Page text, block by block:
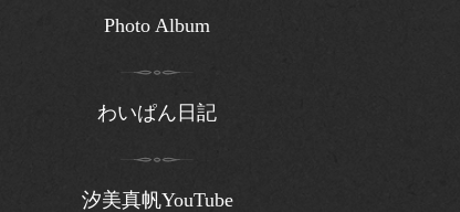
Photo Album
わいぱん日記
汐美真帆YouTube